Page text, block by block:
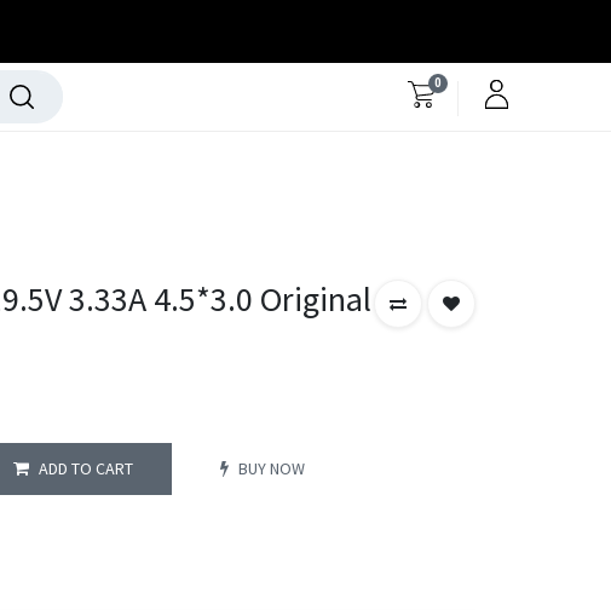
0
3.33A 4.5*3.0 Original
ADD TO CART BUY NOW